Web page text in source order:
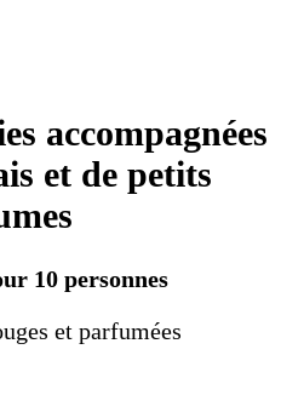
accompagnées
et de petits
10 personnes
et parfumées